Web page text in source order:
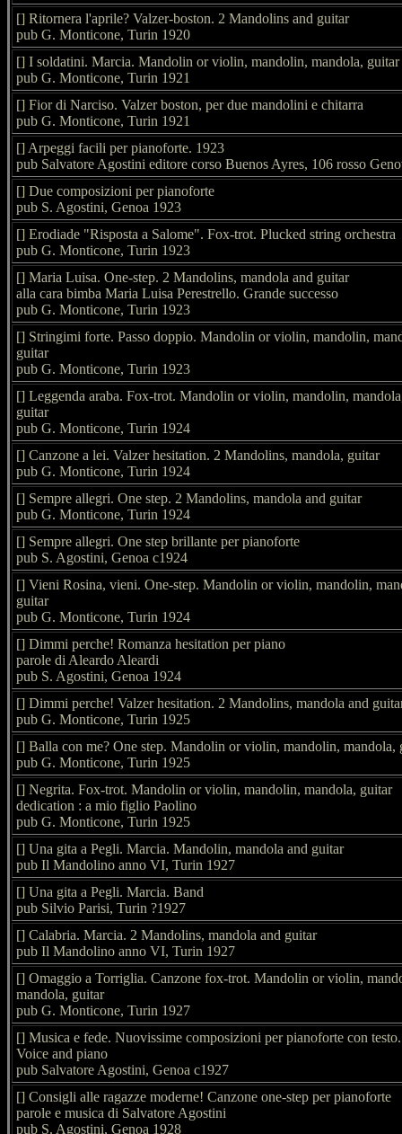
[] Ritornera l'aprile? Valzer-boston. 2 Mandolins and guitar
pub G. Monticone, Turin 1920
[] I soldatini. Marcia. Mandolin or violin, mandolin, mandola, guitar
pub G. Monticone, Turin 1921
[] Fior di Narciso. Valzer boston, per due mandolini e chitarra
pub G. Monticone, Turin 1921
[] Arpeggi facili per pianoforte. 1923
pub Salvatore Agostini editore corso Buenos Ayres, 106 rosso
[] Due composizioni per pianoforte
pub S. Agostini, Genoa 1923
[] Erodiade "Risposta a Salome". Fox-trot. Plucked string orchestra
pub G. Monticone, Turin 1923
[] Maria Luisa. One-step. 2 Mandolins, mandola and guitar
alla cara bimba Maria Luisa Perestrello. Grande successo
pub G. Monticone, Turin 1923
[] Stringimi forte. Passo doppio. Mandolin or violin, mandolin,
guitar
pub G. Monticone, Turin 1923
[] Leggenda araba. Fox-trot. Mandolin or violin, mandolin,
guitar
pub G. Monticone, Turin 1924
[] Canzone a lei. Valzer hesitation. 2 Mandolins, mandola, guitar
pub G. Monticone, Turin 1924
[] Sempre allegri. One step. 2 Mandolins, mandola and guitar
pub G. Monticone, Turin 1924
[] Sempre allegri. One step brillante per pianoforte
pub S. Agostini, Genoa c1924
[] Vieni Rosina, vieni. One-step. Mandolin or violin, mandolin,
guitar
pub G. Monticone, Turin 1924
[] Dimmi perche! Romanza hesitation per piano
parole di Aleardo Aleardi
pub S. Agostini, Genoa 1924
[] Dimmi perche! Valzer hesitation. 2 Mandolins, mandola and
pub G. Monticone, Turin 1925
[] Balla con me? One step. Mandolin or violin, mandolin, mandola,
pub G. Monticone, Turin 1925
[] Negrita. Fox-trot. Mandolin or violin, mandolin, mandola, guitar
dedication : a mio figlio Paolino
pub G. Monticone, Turin 1925
[] Una gita a Pegli. Marcia. Mandolin, mandola and guitar
pub Il Mandolino anno VI, Turin 1927
[] Una gita a Pegli. Marcia. Band
pub Silvio Parisi, Turin ?1927
[] Calabria. Marcia. 2 Mandolins, mandola and guitar
pub Il Mandolino anno VI, Turin 1927
[] Omaggio a Torriglia. Canzone fox-trot. Mandolin or violin,
mandola, guitar
pub G. Monticone, Turin 1927
[] Musica e fede. Nuovissime composizioni per pianoforte con testo.
Voice and piano
pub Salvatore Agostini, Genoa c1927
[] Consigli alle ragazze moderne! Canzone one-step per pianoforte
parole e musica di Salvatore Agostini
pub S. Agostini, Genoa 1928